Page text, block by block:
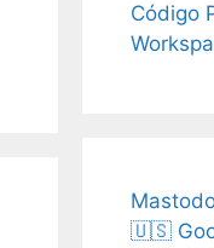
Código
🇺🇸